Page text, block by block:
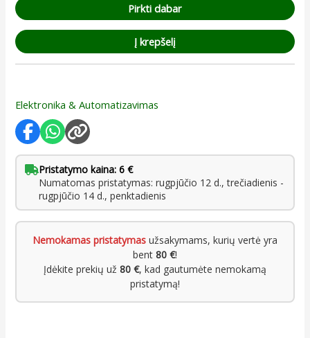
Pirkti dabar
Į krepšelį
Elektronika & Automatizavimas
Pristatymo kaina: 6 €
Numatomas pristatymas: rugpjūčio 12 d., trečiadienis -
rugpjūčio 14 d., penktadienis
Nemokamas pristatymas užsakymams, kurių vertė yra
bent 80 €!
Įdėkite prekių už 80 €, kad gautumėte nemokamą
pristatymą!